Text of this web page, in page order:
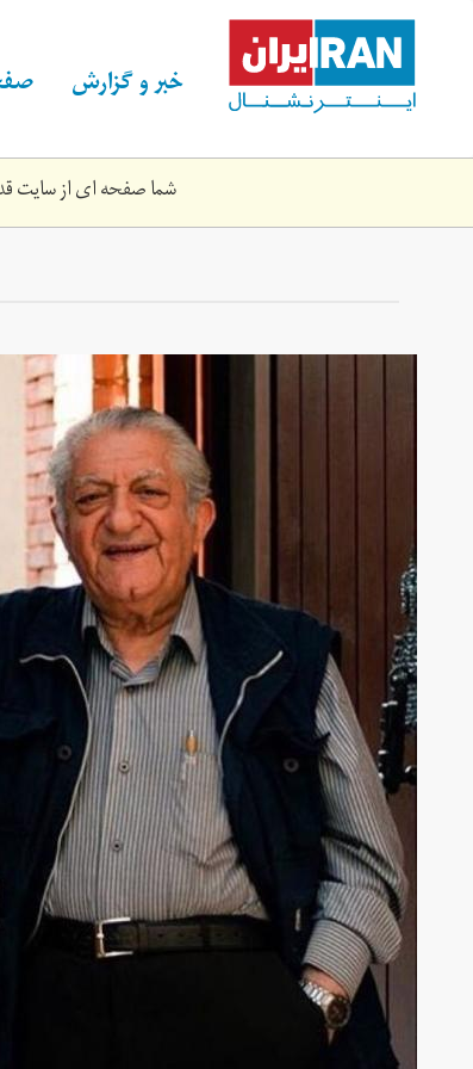
content خبر و گزارش
شما صفحه ای از سایت